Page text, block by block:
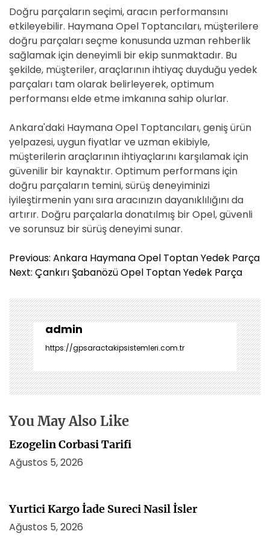
Doğru parçaların seçimi, aracın performansını
etkileyebilir. Haymana Opel Toptancıları, müşterilere
doğru parçaları seçme konusunda uzman rehberlik
sağlamak için deneyimli bir ekip sunmaktadır. Bu
şekilde, müşteriler, araçlarının ihtiyaç duyduğu yedek
parçaları tam olarak belirleyerek, optimum
performansı elde etme imkanına sahip olurlar.
Ankara'daki Haymana Opel Toptancıları, geniş ürün
yelpazesi, uygun fiyatlar ve uzman ekibiyle,
müşterilerin araçlarının ihtiyaçlarını karşılamak için
güvenilir bir kaynaktır. Optimum performans için
doğru parçaların temini, sürüş deneyiminizi
iyileştirmenin yanı sıra aracınızın dayanıklılığını da
artırır. Doğru parçalarla donatılmış bir Opel, güvenli
ve sorunsuz bir sürüş deneyimi sunar.
Y
a
ı
g
e
z
i
n
m
s
i
Previous: Ankara Haymana Opel Toptan Yedek Parça
Next: Çankırı Şabanözü Opel Toptan Yedek Parça
admin
https://gpsaractakipsistemleri.com.tr
You May Also Like
Ezogelin Corbasi Tarifi
Ağustos 5, 2026
Yurtici Kargo İade Sureci Nasil İsler
Ağustos 5, 2026